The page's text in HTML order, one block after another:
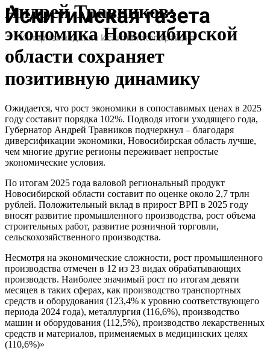
Андрей Травников:
экономика Новосибирской
области сохраняет
позитивную динамику
Ожидается, что рост экономики в сопоставимых ценах в 2025
году составит порядка 102%. Подводя итоги уходящего года,
Губернатор Андрей Травников подчеркнул – благодаря
диверсификации экономики, Новосибирская область лучше,
чем многие другие регионы переживает непростые
экономические условия.
По итогам 2025 года валовой региональный продукт
Новосибирской области составит по оценке около 2,7 трлн
рублей. Положительный вклад в прирост ВРП в 2025 году
вносят развитие промышленного производства, рост объема
строительных работ, развитие розничной торговли,
сельскохозяйственного производства.
Несмотря на экономические сложности, рост промышленного
производства отмечен в 12 из 23 видах обрабатывающих
производств. Наиболее значимый рост по итогам девяти
месяцев в таких сферах, как производство транспортных
средств и оборудования (123,4% к уровню соответствующего
периода 2024 года), металлургия (116,6%), производство
машин и оборудования (112,5%), производство лекарственных
средств и материалов, применяемых в медицинских целях
(110,6%)»